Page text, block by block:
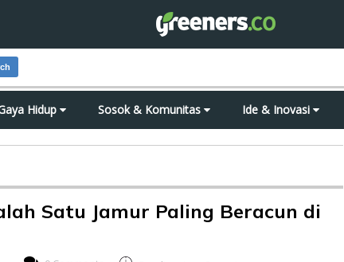
Hidup Sosok & Komunitas Ide & Inovasi
Satu Jamur Paling Beracun di